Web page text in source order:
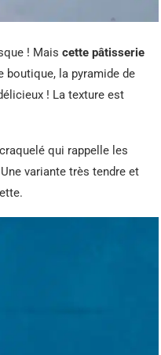
! Mais cette pâtisserie
boutique, la pyramide de
! La texture est
qui rappelle les
variante très tendre et